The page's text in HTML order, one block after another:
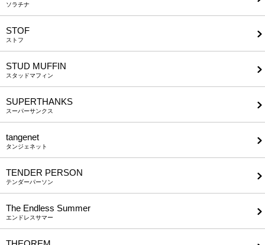
ソラチナ
STOF
ストフ
STUD MUFFIN
スタッドマフィン
SUPERTHANKS
スーパーサンクス
tangenet
タンジェネット
TENDER PERSON
テンダーパーソン
The Endless Summer
エンドレスサマー